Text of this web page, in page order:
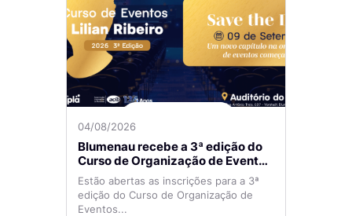
04/08/2026
Blumenau recebe a 3ª edição do
Curso de Organização de Eventos
Lilian Ribeiro
Estão abertas as inscrições para a 3ª
edição do Curso de Organização de
Eventos...